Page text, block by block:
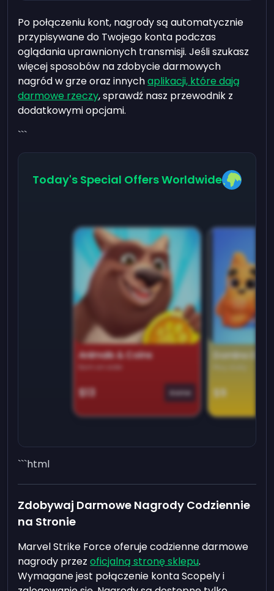
Po połączeniu kont, nagrody są automatycznie
przypisywane do Twojego konta podczas
oglądania uprawnionych transmisji. Jeśli szukasz
więcej sposobów na zdobycie darmowych
nagród w grze oraz innychaplikacji, które dają
darmowe rzeczy, sprawdź nasz przewodnik z
dodatkowymi opcjami.
```
Today's Special Offers Worldwide
Animals & Coins
Earn on side
$13 Game
Domino
$9
```html
Zdobywaj Darmowe Nagrody Codziennie
na Stronie
Marvel Strike Force oferuje codzienne darmowe
nagrody przezoficjalną stronę sklepu.
Wymagane jest połączenie konta Scopely i